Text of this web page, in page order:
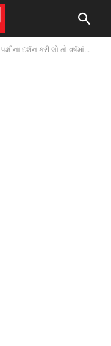
દર્શન કરી લો તો વર્ષમાં...